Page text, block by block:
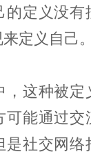
的定义没有
定义自己。
，这种被定
可能通过交
是社交网络